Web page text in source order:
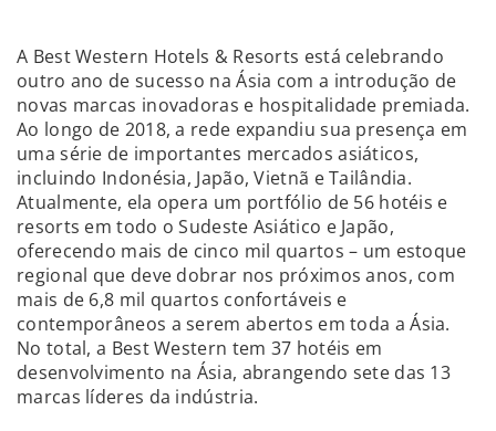
A Best Western Hotels & Resorts está celebrando
outro ano de sucesso na Ásia com a introdução de
novas marcas inovadoras e hospitalidade premiada.
Ao longo de 2018, a rede expandiu sua presença em
uma série de importantes mercados asiáticos,
incluindo Indonésia, Japão, Vietnã e Tailândia.
Atualmente, ela opera um portfólio de 56 hotéis e
resorts em todo o Sudeste Asiático e Japão,
oferecendo mais de cinco mil quartos – um estoque
regional que deve dobrar nos próximos anos, com
mais de 6,8 mil quartos confortáveis e
contemporâneos a serem abertos em toda a Ásia.
No total, a Best Western tem 37 hotéis em
desenvolvimento na Ásia, abrangendo sete das 13
marcas líderes da indústria.